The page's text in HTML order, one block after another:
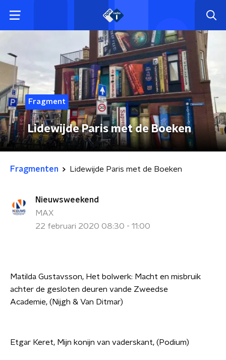
Fragment
Lidewijde Paris met de Boeken
Fragmenten Lidewijde Paris met de Boeken
Nieuwsweekend
MAX
22 februari 2020 08:30 - 11:00
Matilda Gustavsson, Het bolwerk: Macht en misbruik
achter de gesloten deuren vande Zweedse
Academie, (Nijgh & Van Ditmar)
Etgar Keret, Mijn konijn van vaderskant, (Podium)